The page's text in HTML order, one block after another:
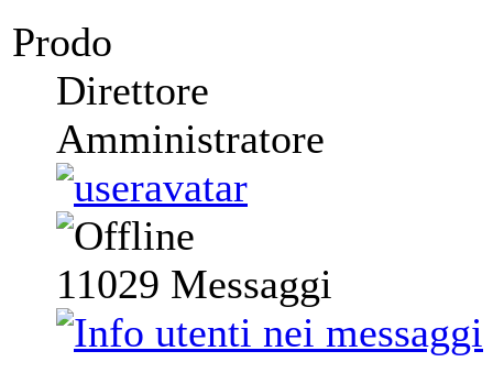
Prodo
Direttore
Amministratore
11029 Messaggi